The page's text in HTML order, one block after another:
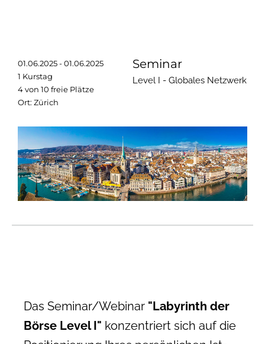
01.06.2025 - 01.06.2025
1 Kurstag
4 von 10 freie Plätze
Ort: Zürich
Seminar
Level I - Globales Netzwerk
Das Seminar/Webinar "Labyrinth der
Börse Level I" konzentriert sich auf die